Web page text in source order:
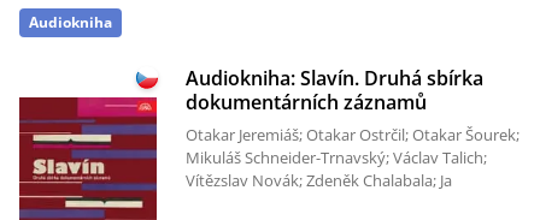
Audiokniha
Audiokniha: Slavín. Druhá sbírka
dokumentárních záznamů
Otakar Jeremiáš; Otakar Ostrčil; Otakar Šourek;
Mikuláš Schneider-Trnavský; Václav Talich;
Vítězslav Novák; Zdeněk Chalabala; Ja